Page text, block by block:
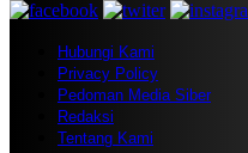
Hubungi Kami
Privacy Policy
Pedoman Media Siber
Redaksi
Tentang Kami